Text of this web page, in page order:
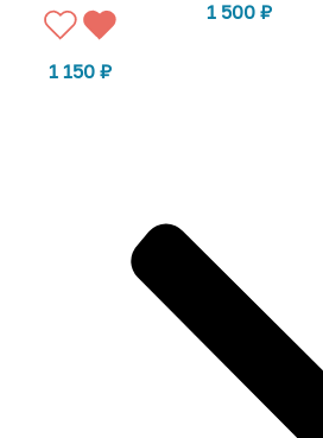
1 150 ₽
1 500 ₽